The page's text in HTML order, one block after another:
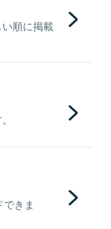
順に掲載
きま